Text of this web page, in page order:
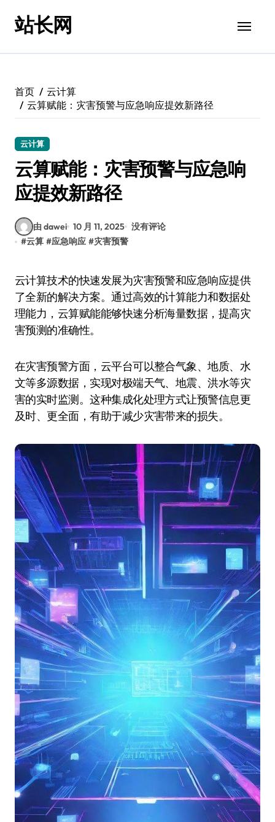
站长网
首页
云计算
云算赋能：灾害预警与应急响应提效新路径
云计算
云算赋能：灾害预警与应急响
应提效新路径
由 dawei 10 月 11, 2025 没有评论
#云算 #应急响应 #灾害预警
云计算技术的快速发展为灾害预警和应急响应提供
了全新的解决方案。通过高效的计算能力和数据处
理能力，云算赋能能够快速分析海量数据，提高灾
害预测的准确性。
在灾害预警方面，云平台可以整合气象、地质、水
文等多源数据，实现对极端天气、地震、洪水等灾
害的实时监测。这种集成化处理方式让预警信息更
及时、更全面，有助于减少灾害带来的损失。